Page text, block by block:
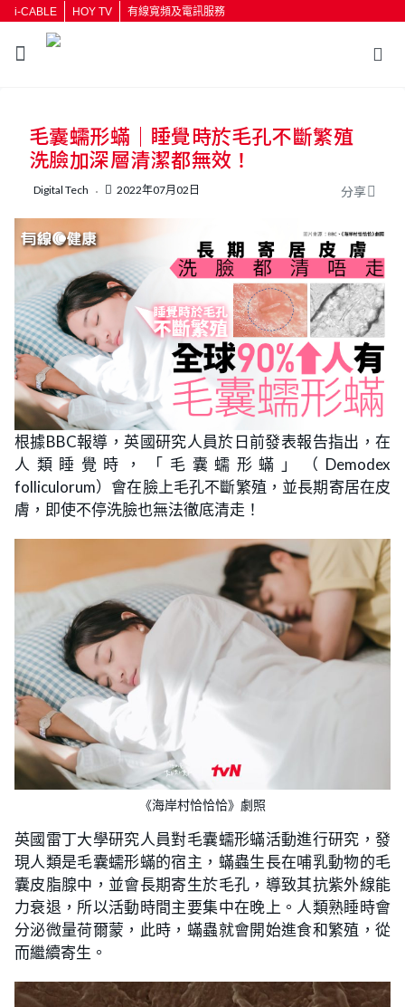
i-CABLE HOY TV 有線寬頻及電訊服務
按輸入鍵開始搜尋
毛囊蠕形蟎｜睡覺時於毛孔不斷繁殖
洗臉加深層清潔都無效！
Digital Tech 2022年07月02日 分享
根據BBC報導，英國研究人員於日前發表報告指出，在
人類睡覺時，「毛囊蠕形蟎」（Demodex
folliculorum）會在臉上毛孔不斷繁殖，並長期寄居在皮
膚，即使不停洗臉也無法徹底清走！
《海岸村恰恰恰》劇照
英國雷丁大學研究人員對毛囊蠕形蟎活動進行研究，發
現人類是毛囊蠕形蟎的宿主，蟎蟲生長在哺乳動物的毛
囊皮脂腺中，並會長期寄生於毛孔，導致其抗紫外線能
力衰退，所以活動時間主要集中在晚上。人類熟睡時會
分泌微量荷爾蒙，此時，蟎蟲就會開始進食和繁殖，從
而繼續寄生。